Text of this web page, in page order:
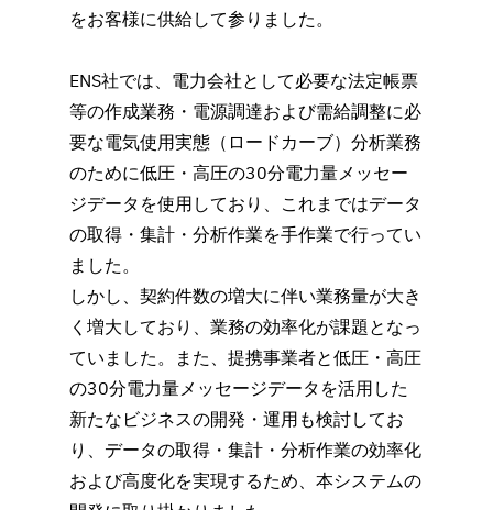
をお客様に供給して参りました。
ENS社では、電力会社として必要な法定帳票
等の作成業務・電源調達および需給調整に必
要な電気使用実態（ロードカーブ）分析業務
のために低圧・高圧の30分電力量メッセー
ジデータを使用しており、これまではデータ
の取得・集計・分析作業を手作業で行ってい
ました。
しかし、契約件数の増大に伴い業務量が大き
く増大しており、業務の効率化が課題となっ
ていました。また、提携事業者と低圧・高圧
の30分電力量メッセージデータを活用した
新たなビジネスの開発・運用も検討してお
り、データの取得・集計・分析作業の効率化
および高度化を実現するため、本システムの